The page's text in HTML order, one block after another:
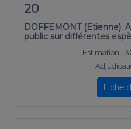
20
DOFFEMONT (Etienne).
public sur différentes
Estimation :
Fiche